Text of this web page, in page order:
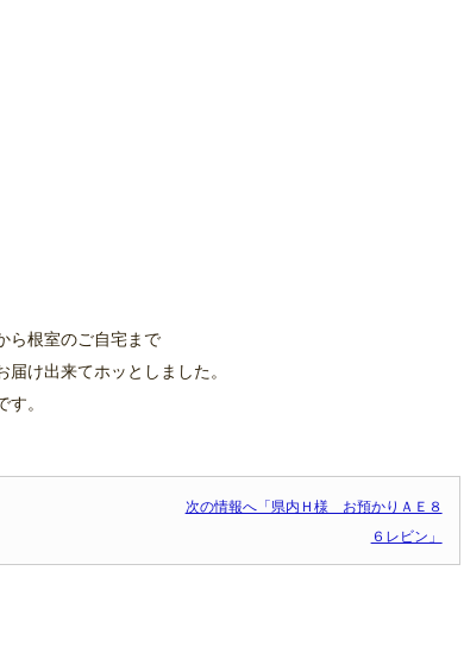
ら根室のご自宅まで
け出来てホッとしました。
。
次の情報へ「県内Ｈ様 お預かりＡＥ８
６レビン」